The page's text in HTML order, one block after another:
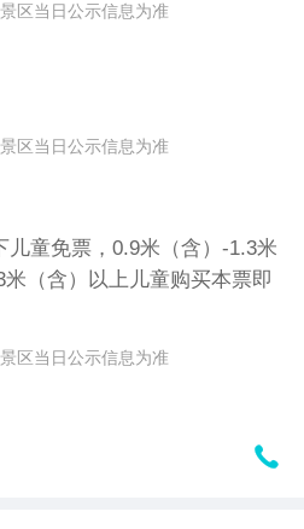
区当日公示信息为准
区当日公示信息为准
儿童免票，0.9米（含）-1.3米
（含）以上儿童购买本票即
区当日公示信息为准
